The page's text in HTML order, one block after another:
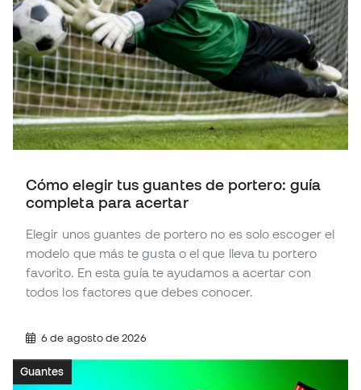
Cómo elegir tus guantes de portero: guía
completa para acertar
Elegir unos guantes de portero no es solo escoger el
modelo que más te gusta o el que lleva tu portero
favorito. En esta guía te ayudamos a acertar con
todos los factores que debes conocer.
6 de agosto de 2026
Guantes